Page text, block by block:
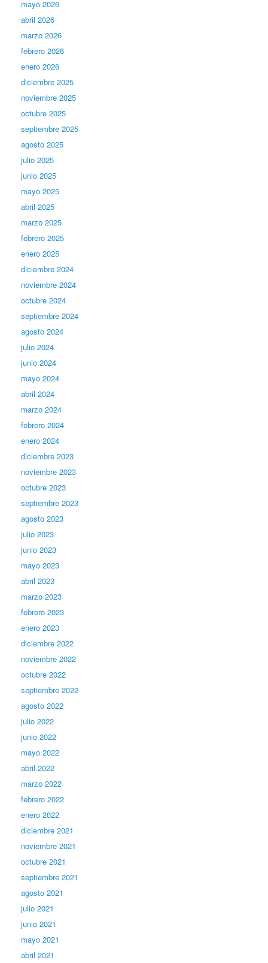
mayo 2026
abril 2026
marzo 2026
febrero 2026
enero 2026
diciembre 2025
noviembre 2025
octubre 2025
septiembre 2025
agosto 2025
julio 2025
junio 2025
mayo 2025
abril 2025
marzo 2025
febrero 2025
enero 2025
diciembre 2024
noviembre 2024
octubre 2024
septiembre 2024
agosto 2024
julio 2024
junio 2024
mayo 2024
abril 2024
marzo 2024
febrero 2024
enero 2024
diciembre 2023
noviembre 2023
octubre 2023
septiembre 2023
agosto 2023
julio 2023
junio 2023
mayo 2023
abril 2023
marzo 2023
febrero 2023
enero 2023
diciembre 2022
noviembre 2022
octubre 2022
septiembre 2022
agosto 2022
julio 2022
junio 2022
mayo 2022
abril 2022
marzo 2022
febrero 2022
enero 2022
diciembre 2021
noviembre 2021
octubre 2021
septiembre 2021
agosto 2021
julio 2021
junio 2021
mayo 2021
abril 2021